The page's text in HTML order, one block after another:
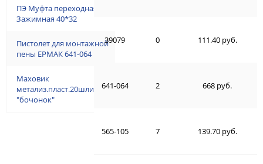
ПЭ Муфта переходная
Зажимная 40*32
Пистолет для монтажной
пены ЕРМАК 641-064
Маховик
метализ.пласт.20шлицов,
"бочонок"
39079 0 111.40 руб.
641-064 2 668 руб.
565-105 7 139.70 руб.